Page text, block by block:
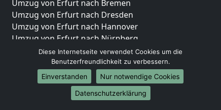
Umzug von Erfurt nach Bremen
Umzug von Erfurt nach Dresden
Umzug von Erfurt nach Hannover
Umzug von Erfurt nach Nürnberg
Umzug von Erfurt nach Duisburg
Umzug von Erfurt nach Bochum
Umzug von Erfurt nach Wuppertal
Umzug von Erfurt nach Bielefeld
Umzug von Erfurt nach Bonn
Diese Internetseite verwendet Cookies um die
Benutzerfreundlichkeit zu verbessern.
Einverstanden
Nur notwendige Cookies
Datenschutzerklärung